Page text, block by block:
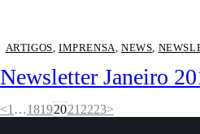
ARTIGOS IMPRENSA NEWS
Newsletter Janeiro
<1 …18192021 2223>